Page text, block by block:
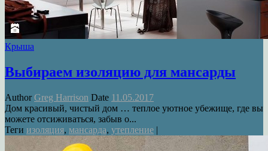
Крыша
Выбираем изоляцию для мансарды
AuthorGreg Harrison Date 11.05.2017
Дом красивый, чистый дом … теплое уютное убежище, где вы
можете отсиживаться, забыв о...
Теги изоляция, мансарда, утепление |